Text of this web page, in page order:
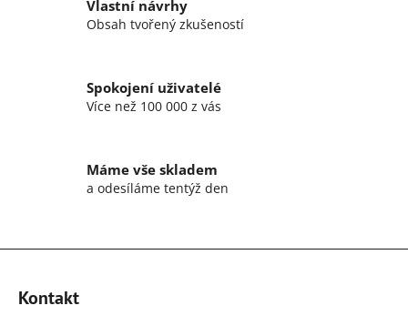
p
k
y
v
i
s
Vlastní návrhy
Obsah tvořený zkušeností
Spokojení uživatelé
Více než 100 000 z vás
Máme vše skladem
a odesíláme tentýž den
Kontakt